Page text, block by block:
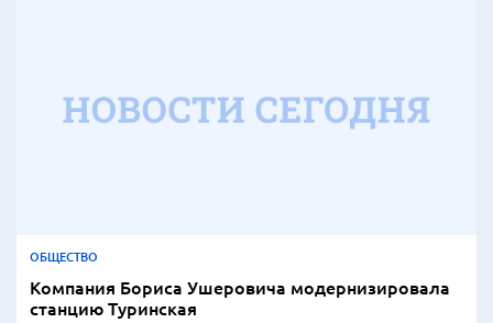
ОБЩЕСТВО
Компания Бориса Ушеровича модернизировала
станцию Туринская